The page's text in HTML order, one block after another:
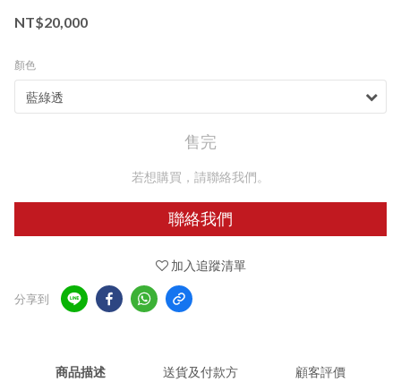
NT$20,000
顏色
售完
若想購買，請聯絡我們。
聯絡我們
加入追蹤清單
分享到
商品描述
送貨及付款方
顧客評價